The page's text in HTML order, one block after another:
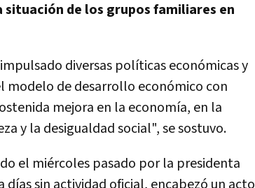
de los grupos familiares en
diversas políticas económicas y
modelo de desarrollo económico con
mejora en la economía, en la
y la desigualdad social", se sostuvo.
el miércoles pasado por la presidenta